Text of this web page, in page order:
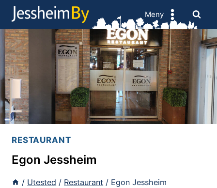
Skip
content
Meny
RESTAURANT
Egon Jessheim
/ Utested / Restaurant / Egon Jessheim